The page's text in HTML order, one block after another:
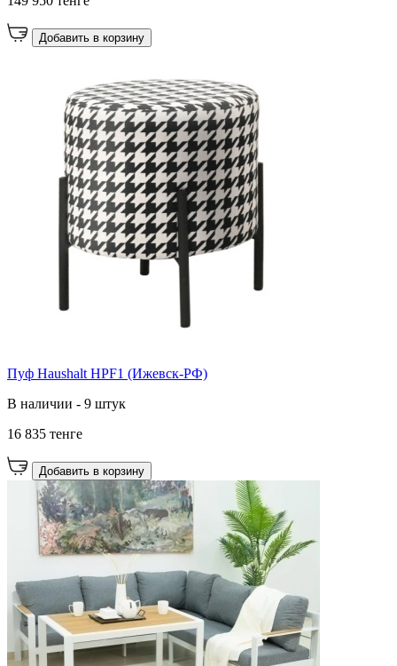
Добавить в корзину
Пуф Haushalt HPF1 (Ижевск-РФ)
В наличии - 9 штук
16 835 тенге
Добавить в корзину